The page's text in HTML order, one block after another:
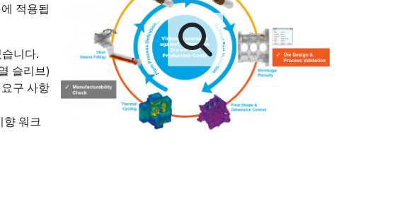
적용됩
니다.
슬리브)
구 사항
향 워크